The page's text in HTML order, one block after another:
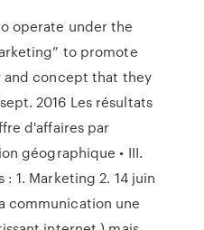
operate under the
to promote
concept that they
2016 Les résultats
d'affaires par
géographique • III.
1. Marketing 2. 14 juin
communication une